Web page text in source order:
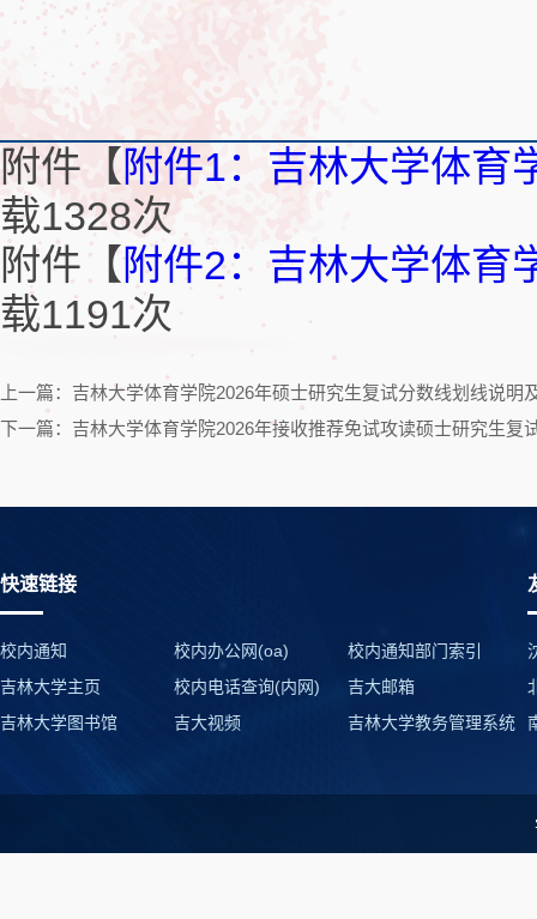
附件【 附件1：吉林大学体育
载1328次
附件【附件2：吉林大学体育
载1191次
上一篇：吉林大学体育学院2026年硕士研究生复试分数线划线说明
下一篇：吉林大学体育学院2026年接收推荐免试攻读硕士研究生复
快速链接
校内通知 校内办公网(oa)
校内通知部门索引
吉林大学主页
校内电话查询(内网)
吉大邮箱
吉林大学图书馆
吉大视频 吉林大学教务管理系统